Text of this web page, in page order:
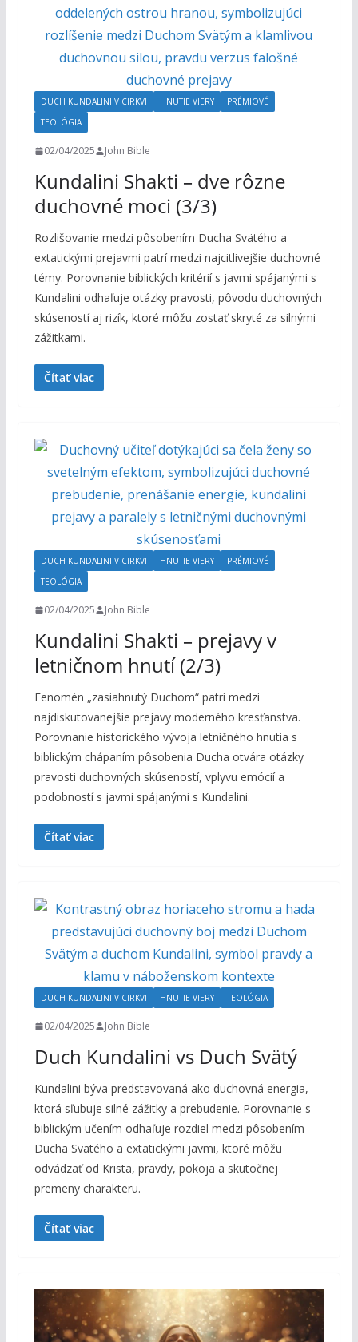
DUCH KUNDALINI V CIRKVI HNUTIE VIERY
PRÉMIOVÉ
TEOLÓGIA
02/04/2025 John Bible
Kundalini Shakti – dve rôzne
duchovné moci (3/3)
Rozlišovanie medzi pôsobením Ducha Svätého a
extatickými prejavmi patrí medzi najcitlivejšie duchovné
témy. Porovnanie biblických kritérií s javmi spájanými s
Kundalini odhaľuje otázky pravosti, pôvodu duchovných
skúseností aj rizík, ktoré môžu zostať skryté za silnými
zážitkami.
Čítať viac
DUCH KUNDALINI V CIRKVI HNUTIE VIERY
PRÉMIOVÉ
TEOLÓGIA
02/04/2025 John Bible
Kundalini Shakti – prejavy v
letničnom hnutí (2/3)
Fenomén „zasiahnutý Duchom“ patrí medzi
najdiskutovanejšie prejavy moderného kresťanstva.
Porovnanie historického vývoja letničného hnutia s
biblickým chápaním pôsobenia Ducha otvára otázky
pravosti duchovných skúseností, vplyvu emócií a
podobností s javmi spájanými s Kundalini.
Čítať viac
DUCH KUNDALINI V CIRKVI HNUTIE VIERY TEOLÓGIA
02/04/2025 John Bible
Duch Kundalini vs Duch Svätý
Kundalini býva predstavovaná ako duchovná energia,
ktorá sľubuje silné zážitky a prebudenie. Porovnanie s
biblickým učením odhaľuje rozdiel medzi pôsobením
Ducha Svätého a extatickými javmi, ktoré môžu
odvádzať od Krista, pravdy, pokoja a skutočnej
premeny charakteru.
Čítať viac